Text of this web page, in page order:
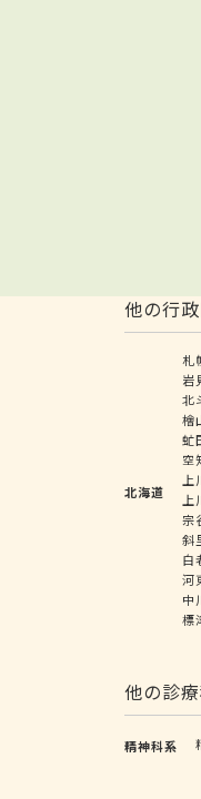
他の行
北海道
札
岩
北
檜
虻
空
宗
斜
白
河
中
標
他の診
精神科系